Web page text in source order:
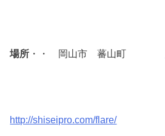
場所 ・・ 岡山市 蕃山町
http://shiseipro.com/flare/